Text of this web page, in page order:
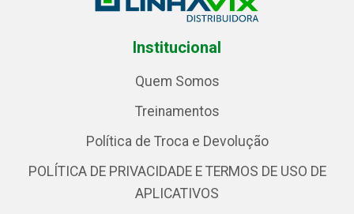
Institucional
Quem Somos
Treinamentos
Política de Troca e Devolução
POLÍTICA DE PRIVACIDADE E TERMOS DE USO DE
APLICATIVOS